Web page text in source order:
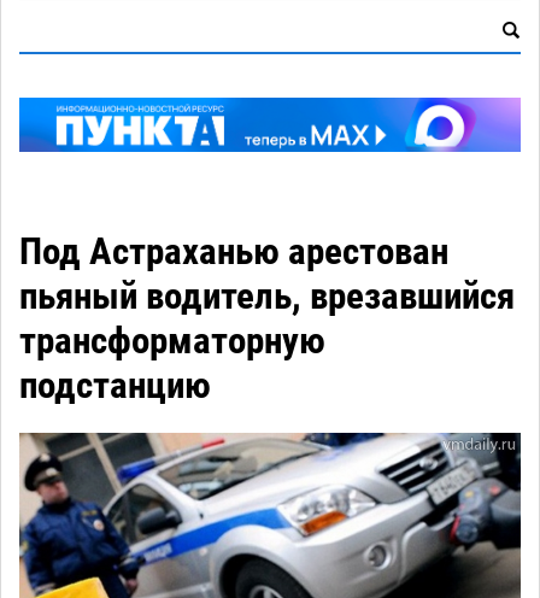
Под Астраханью арестован
пьяный водитель, врезавшийся
трансформаторную
подстанцию